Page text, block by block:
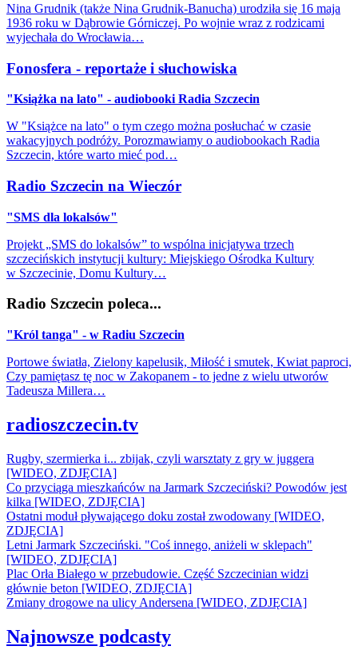
Nina Grudnik (także Nina Grudnik-Banucha) urodziła się 16 maja
1936 roku w Dąbrowie Górniczej. Po wojnie wraz z rodzicami
wyjechała do Wrocławia…
Fonosfera - reportaże i słuchowiska
"Książka na lato" - audiobooki Radia Szczecin
W "Książce na lato" o tym czego można posłuchać w czasie
wakacyjnych podróży. Porozmawiamy o audiobookach Radia
Szczecin, które warto mieć pod…
Radio Szczecin na Wieczór
"SMS dla lokalsów"
Projekt „SMS do lokalsów” to wspólna inicjatywa trzech
szczecińskich instytucji kultury: Miejskiego Ośrodka Kultury
w Szczecinie, Domu Kultury…
Radio Szczecin poleca...
"Król tanga" - w Radiu Szczecin
Portowe światła, Zielony kapelusik, Miłość i smutek, Kwiat paproci,
Czy pamiętasz tę noc w Zakopanem - to jedne z wielu utworów
Tadeusza Millera…
radioszczecin.tv
Rugby, szermierka i... zbijak, czyli warsztaty z gry w juggera
[WIDEO, ZDJĘCIA]
Co przyciąga mieszkańców na Jarmark Szczeciński? Powodów jest
kilka [WIDEO, ZDJĘCIA]
Ostatni moduł pływającego doku został zwodowany [WIDEO,
ZDJĘCIA]
Letni Jarmark Szczeciński. "Coś innego, aniżeli w sklepach"
[WIDEO, ZDJĘCIA]
Plac Orła Białego w przebudowie. Część Szczecinian widzi
głównie beton [WIDEO, ZDJĘCIA]
Zmiany drogowe na ulicy Andersena [WIDEO, ZDJĘCIA]
Najnowsze podcasty